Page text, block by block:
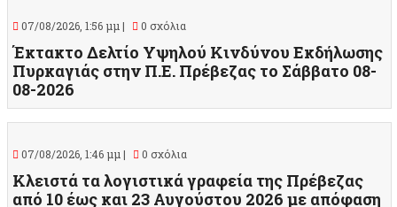
07/08/2026, 1:56 μμ | 0 σχόλια
Έκτακτο Δελτίο Υψηλού Κινδύνου Εκδήλωσης
Πυρκαγιάς στην Π.Ε. Πρέβεζας το Σάββατο 08-
08-2026
07/08/2026, 1:46 μμ | 0 σχόλια
Κλειστά τα λογιστικά γραφεία της Πρέβεζας
από 10 έως και 23 Αυγούστου 2026 με απόφαση